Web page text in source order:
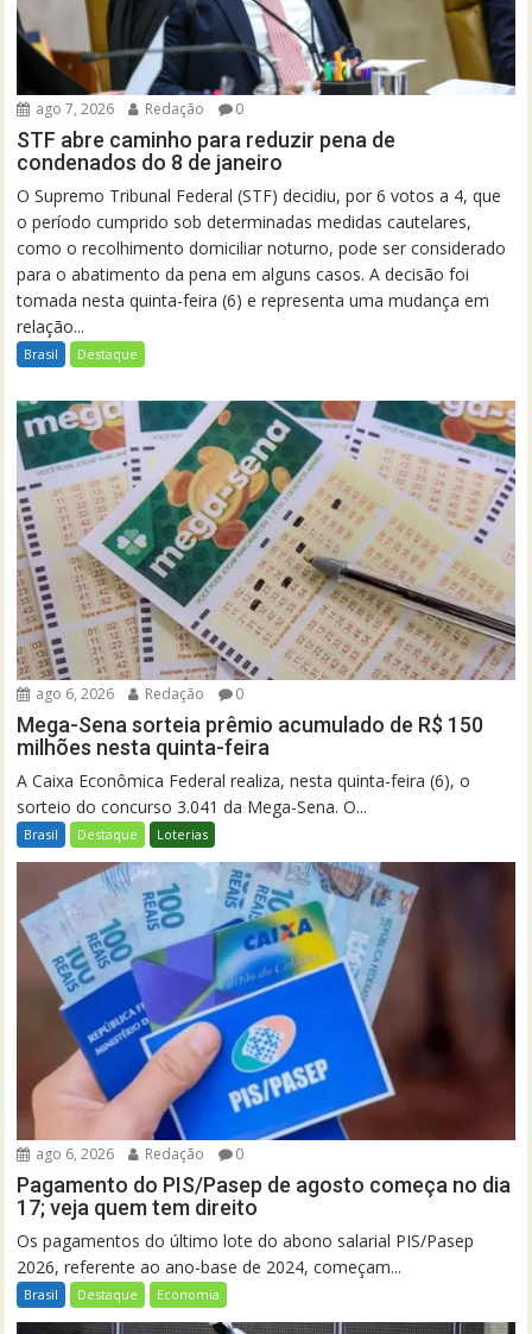
ago 7, 2026 Redação 0
STF abre caminho para reduzir pena de
condenados do 8 de janeiro
O Supremo Tribunal Federal (STF) decidiu, por 6 votos a 4, que
o período cumprido sob determinadas medidas cautelares,
como o recolhimento domiciliar noturno, pode ser considerado
para o abatimento da pena em alguns casos. A decisão foi
tomada nesta quinta-feira (6) e representa uma mudança em
relação...
Brasil Destaque
ago 6, 2026 Redação 0
Mega-Sena sorteia prêmio acumulado de R$ 150
milhões nesta quinta-feira
A Caixa Econômica Federal realiza, nesta quinta-feira (6), o
sorteio do concurso 3.041 da Mega-Sena. O...
Brasil Destaque Loterias
ago 6, 2026 Redação 0
Pagamento do PIS/Pasep de agosto começa no dia
17; veja quem tem direito
Os pagamentos do último lote do abono salarial PIS/Pasep
2026, referente ao ano-base de 2024, começam...
Brasil Destaque Economia